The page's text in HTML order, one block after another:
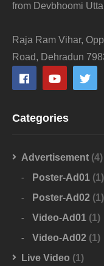
from Devbhoomi
Raja Ram Vihar,
Road, Dehradun
Categories
Advertisement (4)
Poster-Ad01 (1)
Poster-Ad02 (1)
Video-Ad01 (1)
Video-Ad02 (1)
Live Video (1)